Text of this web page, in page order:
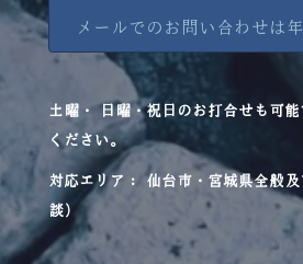
メールでのお問い合わせは
土曜・ 日曜・祝日のお打合せも可
ください。
対応エリア： 仙台市・宮城県全般及
談）